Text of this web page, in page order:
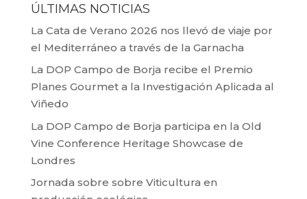
ÚLTIMAS NOTICIAS
La Cata de Verano 2026 nos llevó de viaje por
el Mediterráneo a través de la Garnacha
La DOP Campo de Borja recibe el Premio
Planes Gourmet a la Investigación Aplicada al
Viñedo
La DOP Campo de Borja participa en la Old
Vine Conference Heritage Showcase de
Londres
Jornada sobre sobre Viticultura en